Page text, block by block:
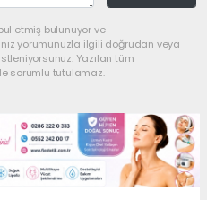
etmiş bulunuyor ve
yorumunuzla ilgili doğrudan veya
Yazılan tüm
sorumlu tutulamaz.